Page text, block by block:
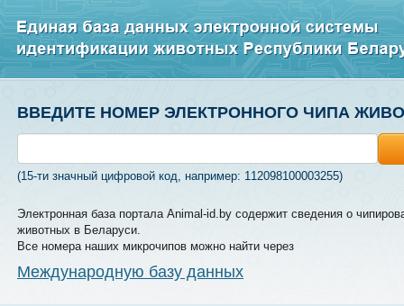
ВВЕДИТЕ НОМЕР ЭЛЕКТРОННОГО ЧИПА
(15-ти значный цифровой код, например: 112098100003255)
Электронная база портала Animal-id.by содержит сведения о
животных в Беларуси.
Все номера наших микрочипов можно найти через
Международную базу данных